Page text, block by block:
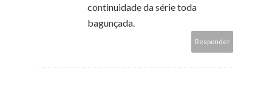
continuidade da série toda
bagunçada.
Responder